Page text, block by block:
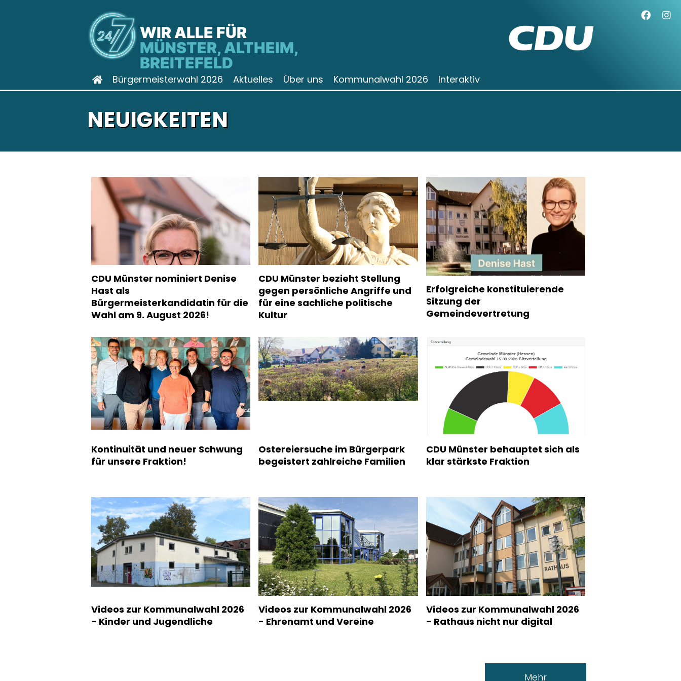
WIR ALLE FÜR
MÜNSTER, ALTHEIM,
BREITEFELD
Bürgermeisterwahl 2026 Aktuelles Über uns Kommunalwahl 2026 Interaktiv
NEUIGKEITEN
CDU Münster nominiert Denise
Hast als
Bürgermeisterkandidatin für die
Wahl am 9. August 2026!
CDU Münster bezieht Stellung
gegen persönliche Angriffe und
für eine sachliche politische
Kultur
Erfolgreiche konstituierende
Sitzung der
Gemeindevertretung
Kontinuität und neuer Schwung
für unsere Fraktion!
Ostereiersuche im Bürgerpark
begeistert zahlreiche Familien
CDU Münster behauptet sich als
klar stärkste Fraktion
Videos zur Kommunalwahl 2026
- Kinder und Jugendliche
Videos zur Kommunalwahl 2026
- Ehrenamt und Vereine
Videos zur Kommunalwahl 2026
- Rathaus nicht nur digital
Mehr